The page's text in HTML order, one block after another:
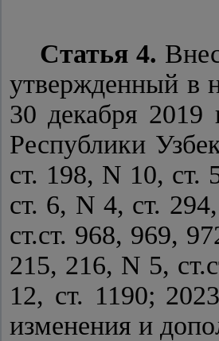
Статья 4.
утвержденный в
30 декабря
Республики
ст. 198, N 10, ст.
ст. 6, N 4, ст.
ст.ст. 968, 969,
215, 216, N 5,
12, ст. 1190;
изменения и